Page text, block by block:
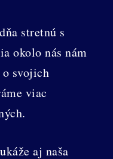
stretnú s
okolo nás nám
svojich
viac
aj naša